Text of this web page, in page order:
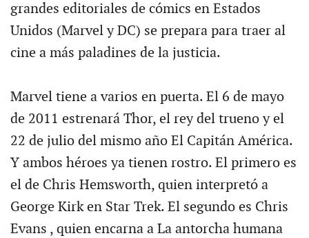
grandes editoriales de cómics en Estados
Unidos (Marvel y DC) se prepara para traer al
cine a más paladines de la justicia.
Marvel tiene a varios en puerta. El 6 de mayo
de 2011 estrenará Thor, el rey del trueno y el
22 de julio del mismo año El Capitán América.
Y ambos héroes ya tienen rostro. El primero es
el de Chris Hemsworth, quien interpretó a
George Kirk en Star Trek. El segundo es Chris
Evans , quien encarna a La antorcha humana